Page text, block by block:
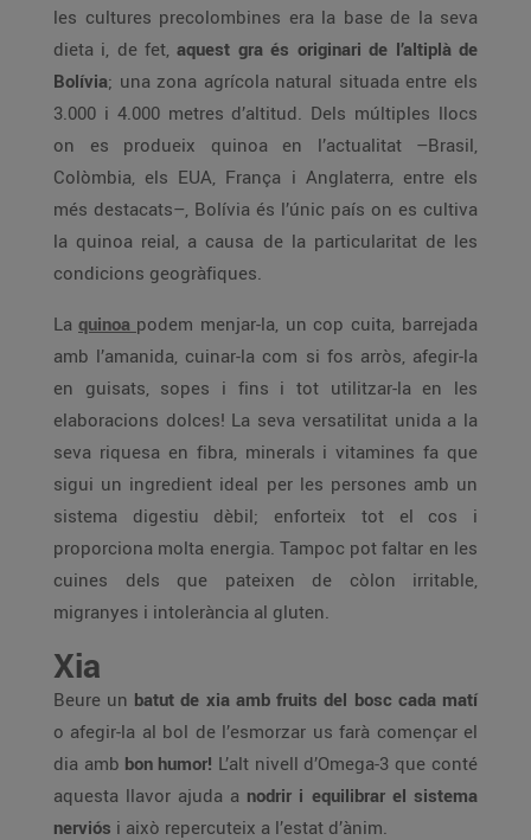
les cultures precolombines era la base de la seva
dieta i, de fet, aquest gra és originari de l’altiplà de
Bolívia; una zona agrícola natural situada entre els
3.000 i 4.000 metres d’altitud. Dels múltiples llocs
on es produeix quinoa en l’actualitat –Brasil,
Colòmbia, els EUA, França i Anglaterra, entre els
més destacats–, Bolívia és l’únic país on es cultiva
la quinoa reial, a causa de la particularitat de les
condicions geogràfiques.
La quinoa podem menjar-la, un cop cuita, barrejada
amb l’amanida, cuinar-la com si fos arròs, afegir-la
en guisats, sopes i fins i tot utilitzar-la en les
elaboracions dolces! La seva versatilitat unida a la
seva riquesa en fibra, minerals i vitamines fa que
sigui un ingredient ideal per les persones amb un
sistema digestiu dèbil; enforteix tot el cos i
proporciona molta energia. Tampoc pot faltar en les
cuines dels que pateixen de còlon irritable,
migranyes i intolerància al gluten.
Xia
Beure un batut de xia amb fruits del bosc cada matí
o afegir-la al bol de l’esmorzar us farà començar el
dia amb bon humor! L’alt nivell d’Omega-3 que conté
aquesta llavor ajuda a nodrir i equilibrar el sistema
nerviós i això repercuteix a l’estat d’ànim.